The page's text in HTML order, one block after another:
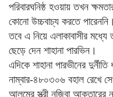
পরিবারঘনিষ্ঠ হওয়ায় তখন
কোনো উচ্চবাচ্য করতে পারেননি।
তবে এ নিয়ে এলাকাবাসীর মধ্যে
ছেড়ে দেন শাহানা পারভিন।
এদিকে শাহানা পারভীনের
নাম্বার-৪৮০৩০৬ বহাল রেখে
আলমের স্ত্রী নজিবা আক্তারের